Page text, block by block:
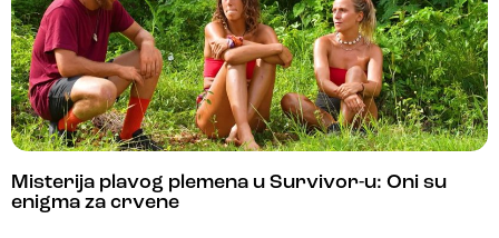
Misterija plavog plemena u Survivor-u: Oni su
enigma za crvene